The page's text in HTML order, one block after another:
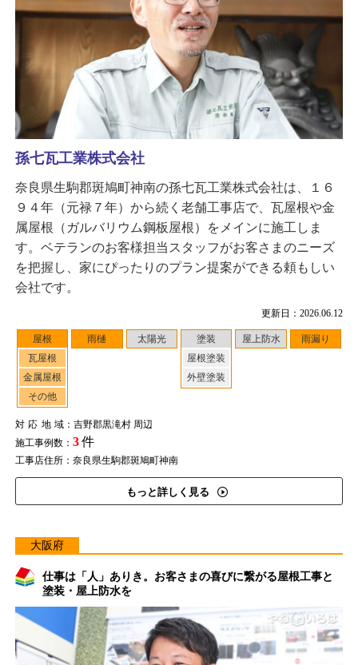
更新日：2026.06.12
屋根
瓦屋根
金属屋根
その他
雨樋 太陽光
塗装
屋根塗装
外壁塗装
屋上防水 雨漏り
対応地域：吉野郡黒滝村 周辺
施工事例数： 3件
工事店住所：奈良県生駒郡斑鳩町神南
もっと詳しく見る
孫七瓦工業株式会社
奈良県生駒郡斑鳩町神南の孫七瓦工業株式会社は、１６
９４年（元禄７年）から続く老舗工事店で、瓦屋根や金
属屋根（ガルバリウム鋼板屋根）をメインに施工しま
す。ベテランのお客様担当スタッフがお客さまのニーズ
を把握し、家にぴったりのプラン提案ができる頼もしい
会社です。
大阪府
仕事は「人」ありき。お客さまの喜びに繋がる屋根工事と
塗装・屋上防水を